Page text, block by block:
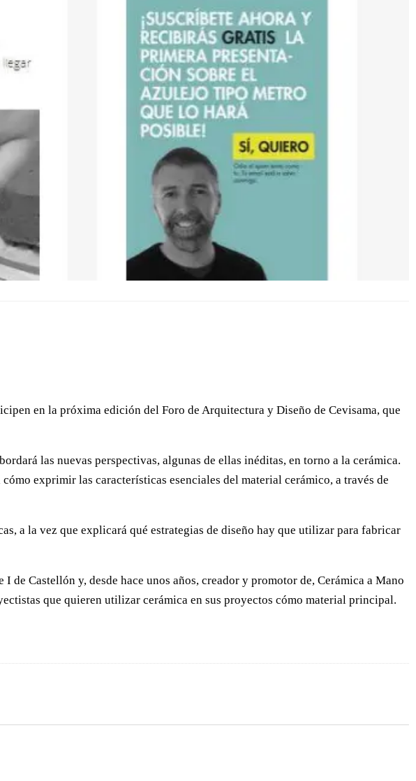
en la próxima edición del Foro de Arquitectura y Diseño de Cevisama, que
las nuevas perspectivas, algunas de ellas inéditas, en torno a la cerámica.
exprimir las características esenciales del material cerámico, a través de
a la vez que explicará qué estrategias de diseño hay que utilizar para fabricar
Castellón y, desde hace unos años, creador y promotor de, Cerámica a Mano
que quieren utilizar cerámica en sus proyectos cómo material principal.